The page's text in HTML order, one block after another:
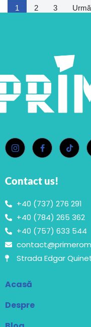
1 2 3
Contact us!
+40 (737) 276 291
+40 (784) 265 362
+40 (757) 633 544
Strada Edgar
Acasă
Despre